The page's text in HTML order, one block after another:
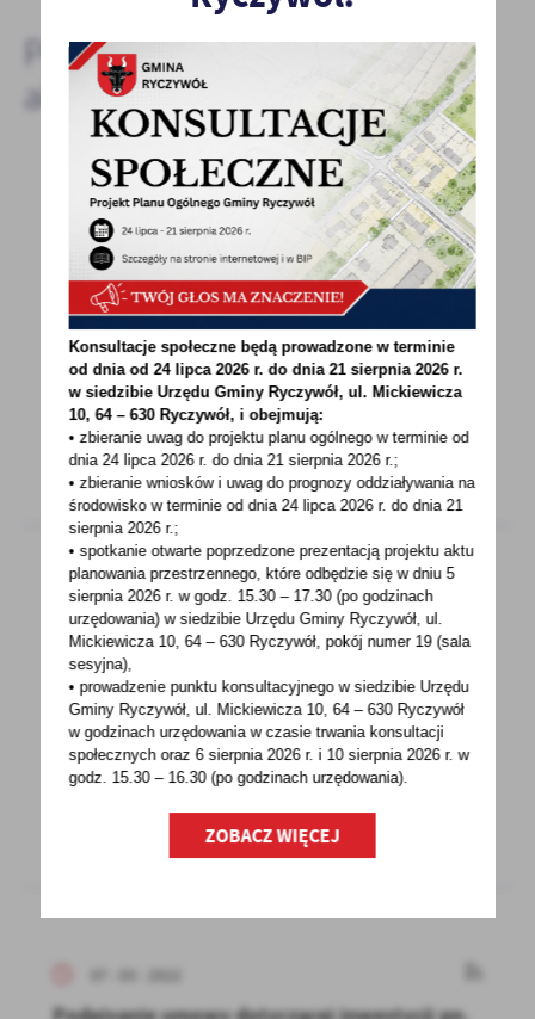
Pozostałe
aktualności
09 - 03 - 2022
Informacja dotycząca ubezpieczenia
komunikacyjnego dla obywateli Ukrainy
przebywających na terenie Gminy
Każdy pojazd, który porusza się po polskich
drogach, musi mieć obowiązkowe
ubezpieczenie OC. Wjeżdżając...
08 - 03 - 2022
500+ dla Ukraińców pracujących w Polsce
Świadczenie 500+ mogą otrzymać również
obywatele Ukrainy, pod warunkiem, że pracują
w Polsce...
Konsultacje społeczne będą prowadzone w terminie
od dnia od 24 lipca 2026 r. do dnia 21 sierpnia 2026 r.
w siedzibie Urzędu Gminy Ryczywół, ul. Mickiewicza
10, 64 – 630 Ryczywół, i obejmują:
• zbieranie uwag do projektu planu ogólnego w terminie od
dnia 24 lipca 2026 r. do dnia 21 sierpnia 2026 r.;
• zbieranie wniosków i uwag do prognozy oddziaływania na
środowisko w terminie od dnia 24 lipca 2026 r. do dnia 21
sierpnia 2026 r.;
• spotkanie otwarte poprzedzone prezentacją projektu aktu
planowania przestrzennego, które odbędzie się w dniu 5
sierpnia 2026 r.w godz. 15.30 – 17.30 (po godzinach
urzędowania) w siedzibie Urzędu Gminy Ryczywół, ul.
Mickiewicza 10, 64 – 630 Ryczywół, pokójnumer 19 (sala
sesyjna),
• prowadzenie punktu konsultacyjnego w siedzibie Urzędu
Gminy Ryczywół, ul. Mickiewicza 10, 64 – 630 Ryczywół
w godzinachurzędowania w czasie trwania konsultacji
społecznych oraz 6 sierpnia 2026 r. i 10 sierpnia 2026 r. w
godz. 15.30 – 16.30 (po godzinachurzędowania).
ZOBACZ WIĘCEJ